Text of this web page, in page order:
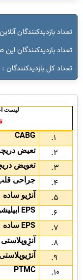
تعداد بازدیدکنندگان آنلاین
تعداد بازدیدکنندگان این
تعداد کل بازدیدکنندگان : 3274885
لیست
CABG
تعیض دریچه ( 1
تعویض دریچه ( 2
جراحی
آنژیو ساده
EPS
EPS ساده
آنژِوپلاستی 1 رگ با استنت
آنژیوپلاستی 2 رگ دو
PTMC